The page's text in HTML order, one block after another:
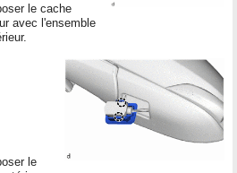
le cache
avec l'ensemble
le